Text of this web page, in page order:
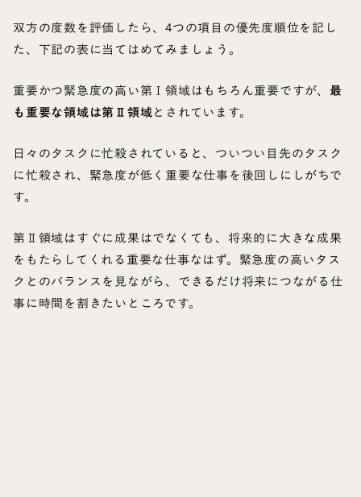
双方の度数を評価したら、4つの項目の優先度順位を記し
た、下記の表に当てはめてみましょう。
重要かつ緊急度の高い第Ⅰ領域はもちろん重要ですが、 最
も重要な領域は第Ⅱ領域とされています。
日々のタスクに忙殺されていると、ついつい目先のタスク
に忙殺され、緊急度が低く重要な仕事を後回しにしがちで
す。
第Ⅱ領域はすぐに成果はでなくても、将来的に大きな成果
をもたらしてくれる重要な仕事なはず。緊急度の高いタス
クとのバランスを見ながら、できるだけ将来につながる仕
事に時間を割きたいところです。